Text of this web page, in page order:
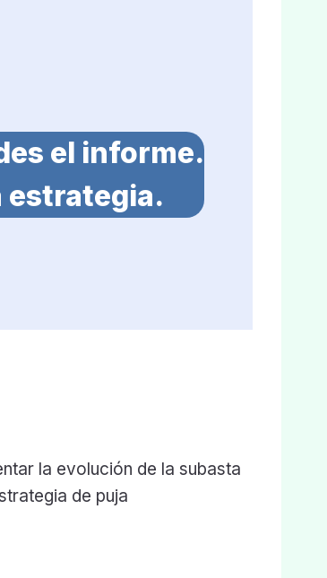
el informe.
estrategia.
la evolución de la subasta
de puja